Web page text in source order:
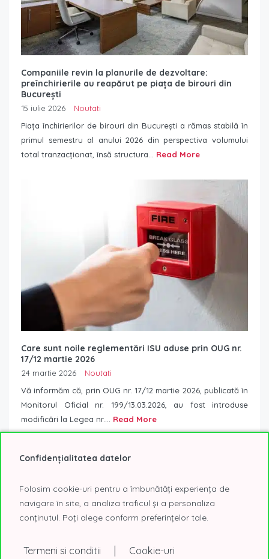
Companiile revin la planurile de dezvoltare:
preînchirierile au reapărut pe piața de birouri din
București
15 iulie 2026
Noutati
Piața închirierilor de birouri din București a rămas stabilă în
primul semestru al anului 2026 din perspectiva volumului
total tranzacționat, însă structura... Read More
Care sunt noile reglementări ISU aduse prin OUG nr.
17/12 martie 2026
24 martie 2026
Noutati
Vă informăm că, prin OUG nr. 17/12 martie 2026, publicată în
Monitorul Oficial nr. 199/13.03.2026, au fost introduse
modificări la Legea nr.... Read More
Confidențialitatea datelor
Folosim cookie-uri pentru a îmbunătăți experiența de
navigare în site, a analiza traficul și a personaliza
conținutul. Poți alege conform preferințelor tale.
Termeni si conditii | Cookie-uri